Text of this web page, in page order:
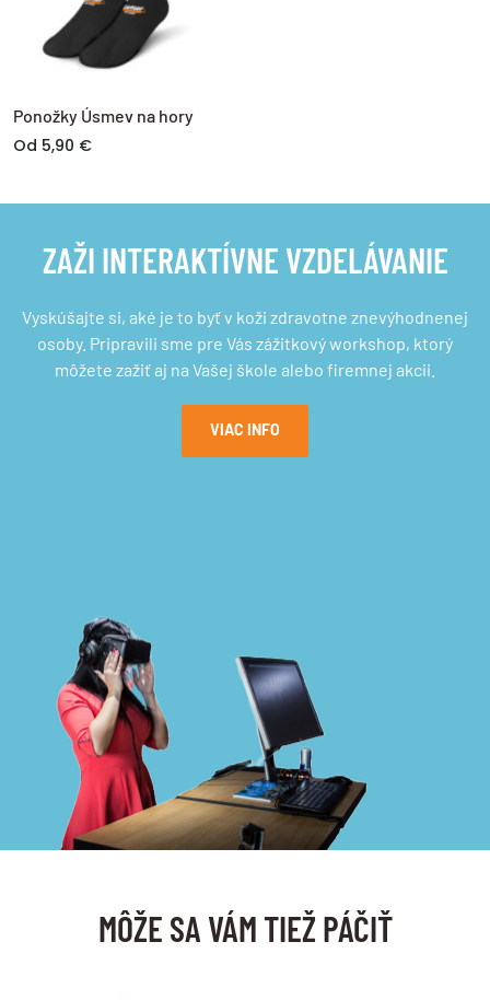
Ponožky Úsmev na hory
Od 5,90 €
ZAŽI INTERAKTÍVNE VZDELÁVANIE
Vyskúšajte si, aké je to byť v koži zdravotne znevýhodnenej
osoby. Pripravili sme pre Vás zážitkový workshop, ktorý
môžete zažiť aj na Vašej škole alebo firemnej akcii.
VIAC INFO
MÔŽE SA VÁM TIEŽ PÁČIŤ